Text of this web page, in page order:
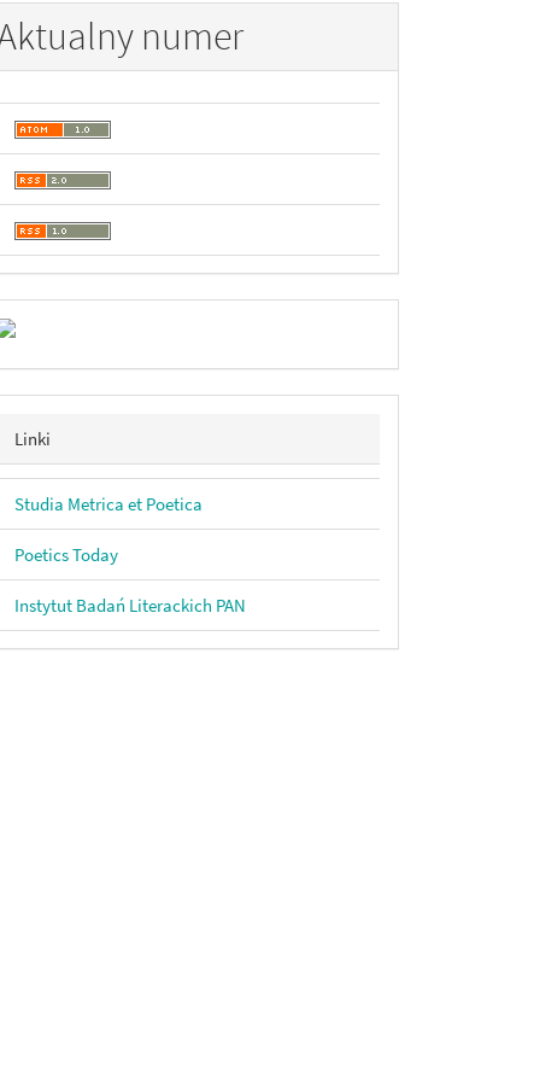
numer
Linki
Linki
Studia Metrica et Poetica
Poetics Today
Instytut Badań Literackich PAN